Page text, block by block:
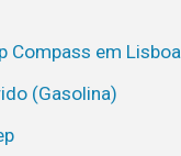
Compass em Lisboa
(Gasolina)